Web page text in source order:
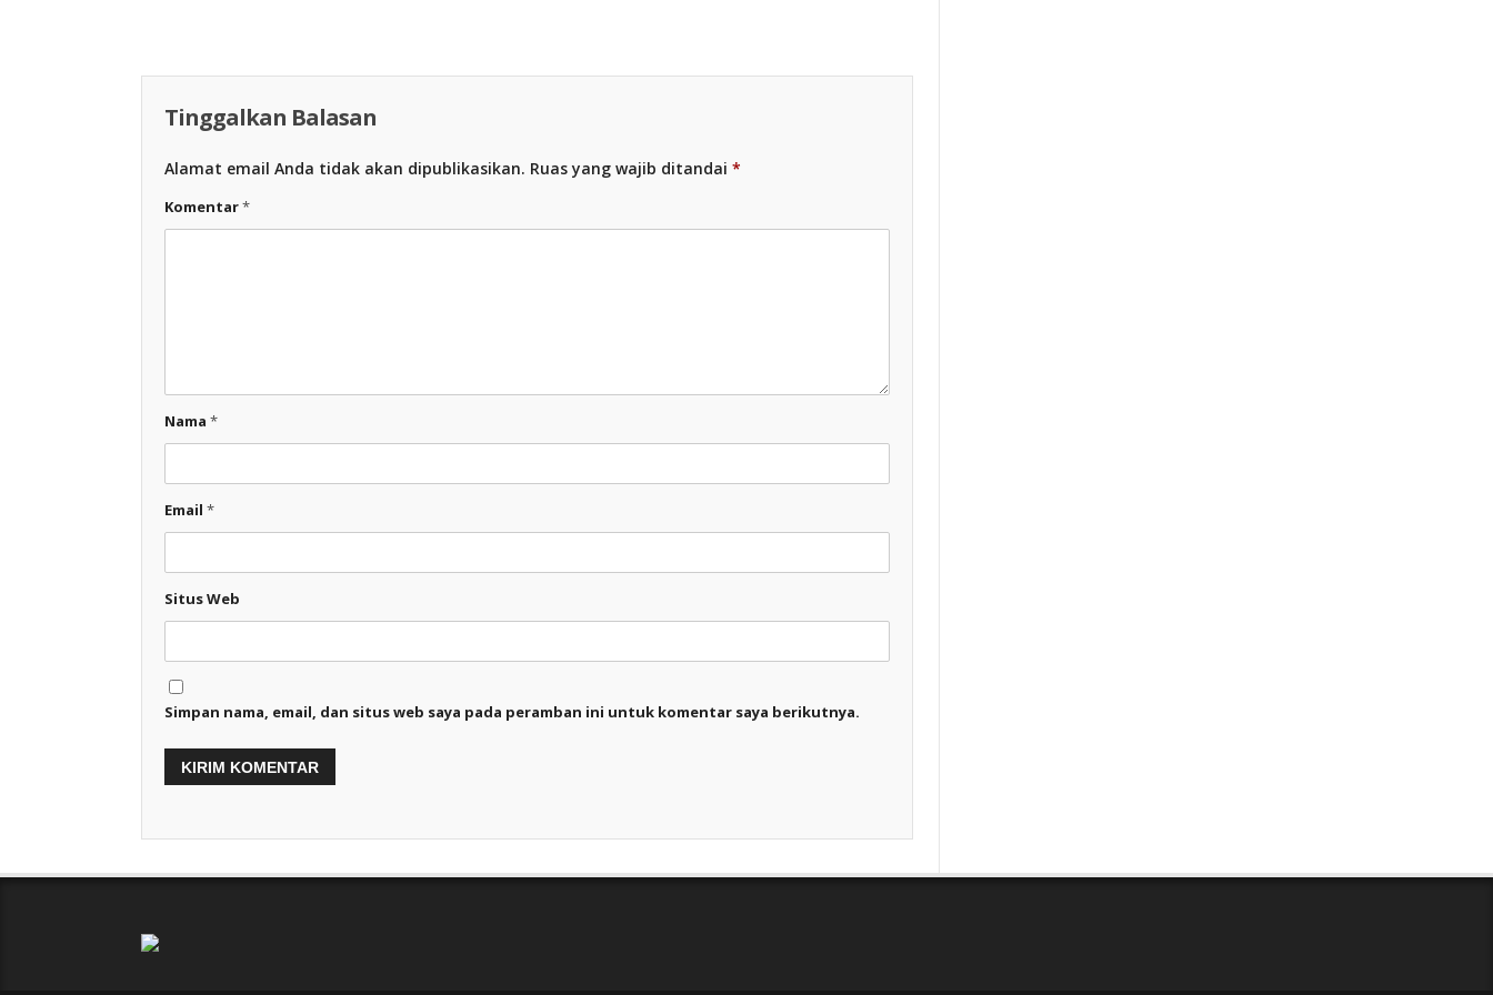
Tinggalkan Balasan
Alamat email Anda tidak akan dipublikasikan. Ruas yang wajib ditandai *
Komentar*
Nama *
Email *
Situs Web
Simpan nama, email, dan situs web saya pada peramban ini untuk komentar saya berikutnya.